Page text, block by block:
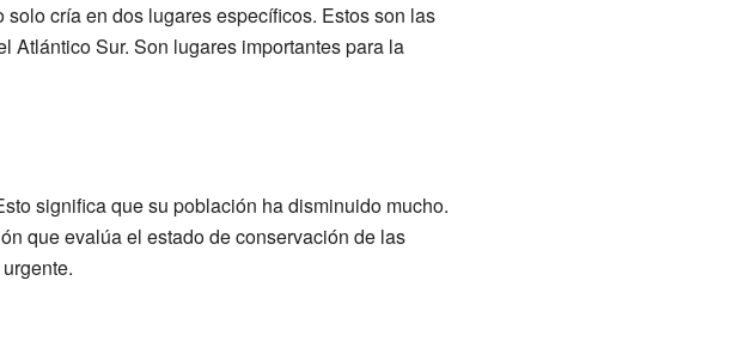
cría en dos lugares específicos. Estos son las
Atlántico Sur. Son lugares importantes para la
significa que su población ha disminuido mucho.
que evalúa el estado de conservación de las